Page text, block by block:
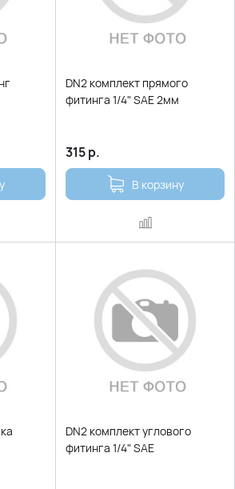
DN2 комплект прямого
фитинга 1/4" SAE 2мм
315р.
В корзину
DN2 комплект углового
фитинга 1/4" SAE